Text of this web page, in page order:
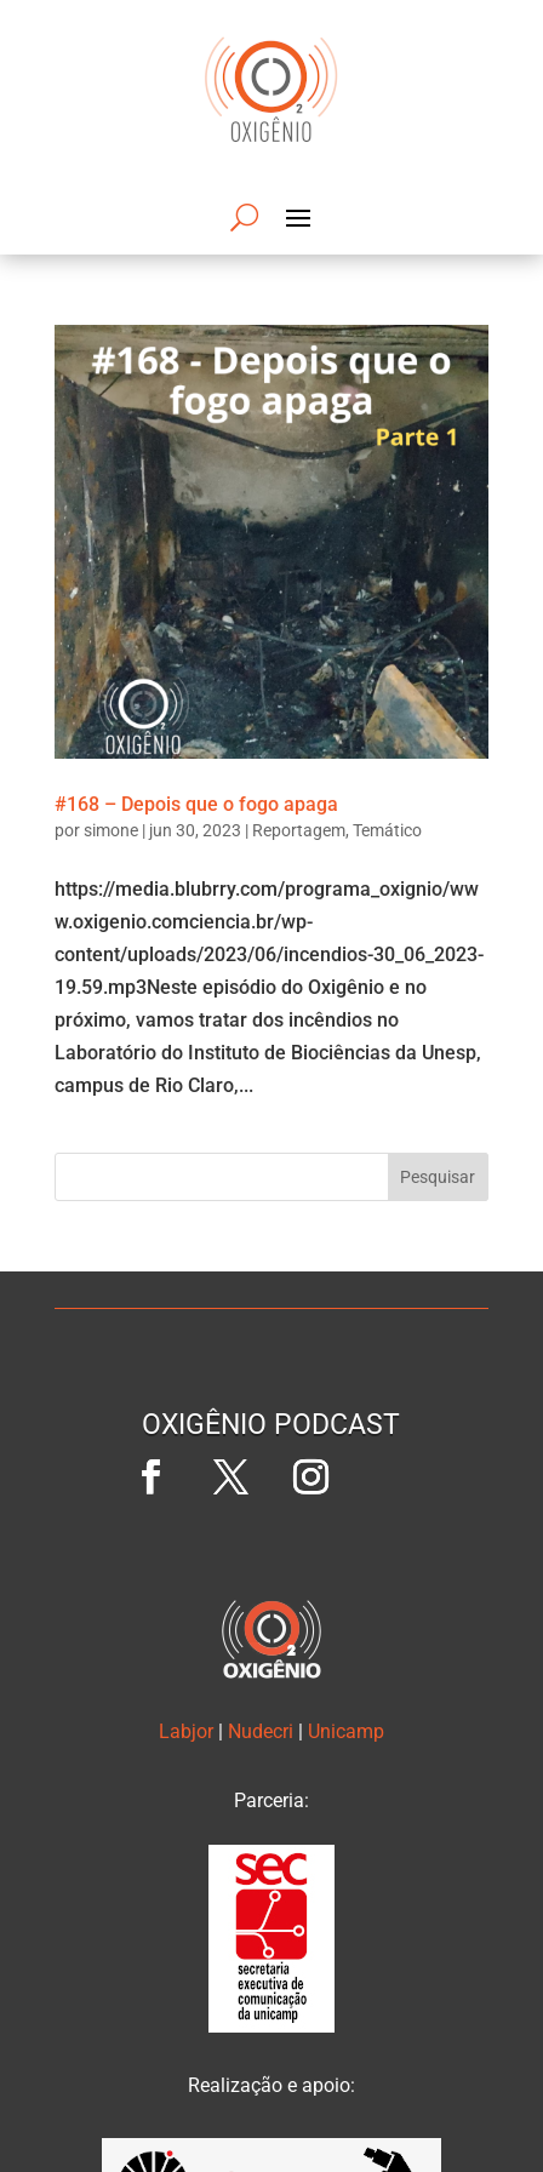
#168 – Depois que o fogo apaga
por simone| jun 30, 2023 | Reportagem, Temático
https://media.blubrry.com/programa_oxignio/ww
w.oxigenio.comciencia.br/wp-
content/uploads/2023/06/incendios-30_06_2023-
19.59.mp3Neste episódio do Oxigênio e no
próximo, vamos tratar dos incêndios no
Laboratório do Instituto de Biociências da Unesp,
campus de Rio Claro,...
OXIGÊNIO PODCAST
Labjor Nudecri Unicamp
Parceria:
Realização e apoio: